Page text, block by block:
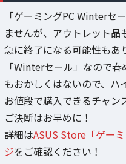
「ゲーミングPC Winterセ
ませんが、アウトレット
急に終了になる可能性もあ
「Winterセール」なので
もおかしくはないので、ハ
お値段で購入できるチャン
ご決断はお早めに！
詳細はASUS Store「ゲー
ジをご確認ください！